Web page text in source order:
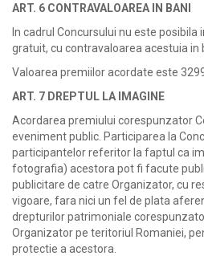
ART. 6 CONTRAVALOAREA IN BANI
In cadrul Concursului nu este
gratuit, cu contravaloarea acestuia in
Valoarea premiilor acordate este
ART. 7 DREPTUL LA IMAGINE
Acordarea premiului corespunzator
eveniment public. Participarea la
participantelor referitor la faptul ca
fotografia) acestora pot fi facute
publicitare de catre Organizator, cu
vigoare, fara nici un fel de plata
drepturilor patrimoniale
Organizator pe teritoriul Romaniei,
protectie a acestora.